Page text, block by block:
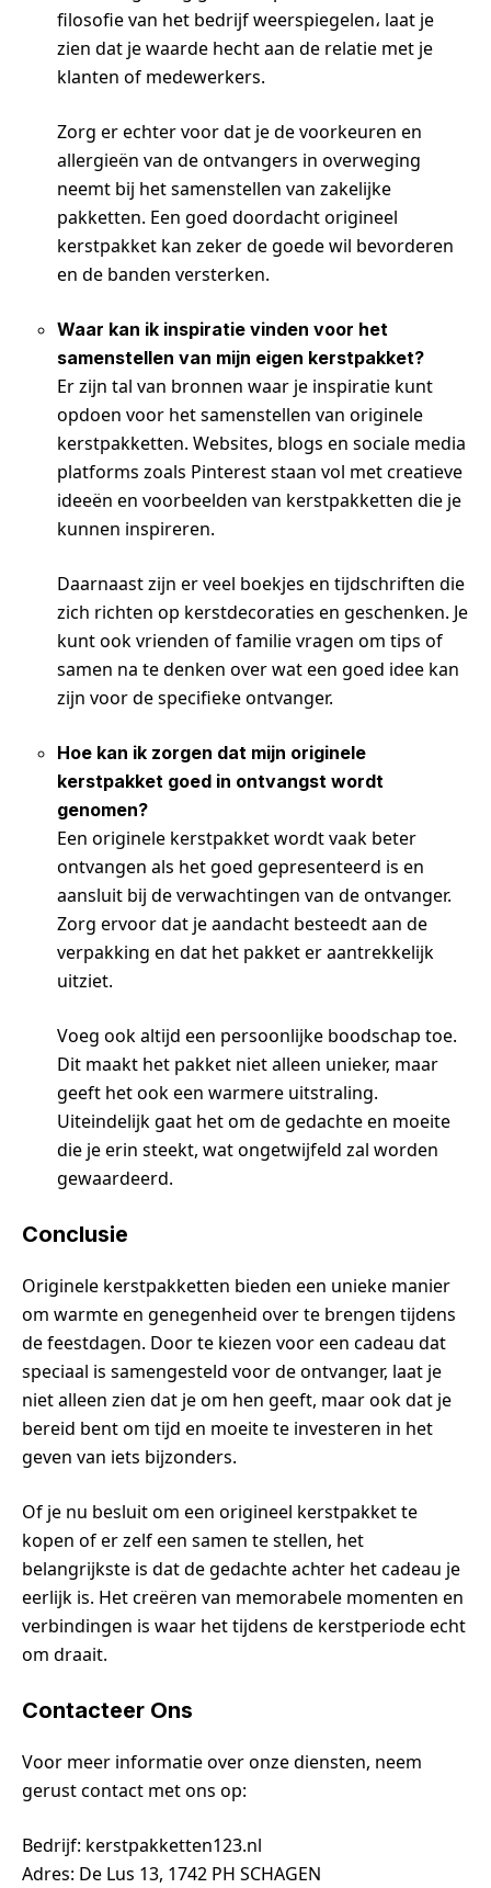
filosofie van het bedrijf weerspiegelen، laat je
zien dat je waarde hecht aan de relatie met je
klanten of medewerkers.
Zorg er echter voor dat je de voorkeuren en
allergieën van de ontvangers in overweging
neemt bij het samenstellen van zakelijke
pakketten. Een goed doordacht origineel
kerstpakket kan zeker de goede wil bevorderen
en de banden versterken.
Waar kan ik inspiratie vinden voor het
samenstellen van mijn eigen kerstpakket?
Er zijn tal van bronnen waar je inspiratie kunt
opdoen voor het samenstellen van originele
kerstpakketten. Websites, blogs en sociale media
platforms zoals Pinterest staan vol met creatieve
ideeën en voorbeelden van kerstpakketten die je
kunnen inspireren.
Daarnaast zijn er veel boekjes en tijdschriften die
zich richten op kerstdecoraties en geschenken. Je
kunt ook vrienden of familie vragen om tips of
samen na te denken over wat een goed idee kan
zijn voor de specifieke ontvanger.
Hoe kan ik zorgen dat mijn originele
kerstpakket goed in ontvangst wordt
genomen?
Een originele kerstpakket wordt vaak beter
ontvangen als het goed gepresenteerd is en
aansluit bij de verwachtingen van de ontvanger.
Zorg ervoor dat je aandacht besteedt aan de
verpakking en dat het pakket er aantrekkelijk
uitziet.
Voeg ook altijd een persoonlijke boodschap toe.
Dit maakt het pakket niet alleen unieker, maar
geeft het ook een warmere uitstraling.
Uiteindelijk gaat het om de gedachte en moeite
die je erin steekt, wat ongetwijfeld zal worden
gewaardeerd.
Conclusie
Originele kerstpakketten bieden een unieke manier
om warmte en genegenheid over te brengen tijdens
de feestdagen. Door te kiezen voor een cadeau dat
speciaal is samengesteld voor de ontvanger, laat je
niet alleen zien dat je om hen geeft, maar ook dat je
bereid bent om tijd en moeite te investeren in het
geven van iets bijzonders.
Of je nu besluit om een origineel kerstpakket te
kopen of er zelf een samen te stellen, het
belangrijkste is dat de gedachte achter het cadeau je
eerlijk is. Het creëren van memorabele momenten en
verbindingen is waar het tijdens de kerstperiode echt
om draait.
Contacteer Ons
Voor meer informatie over onze diensten, neem
gerust contact met ons op:
Bedrijf: kerstpakketten123.nl
Adres: De Lus 13, 1742 PH SCHAGEN